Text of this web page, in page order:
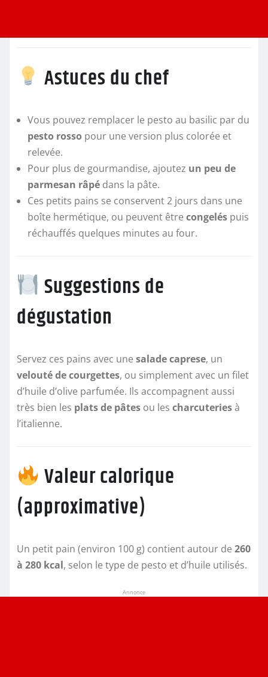
Astuces du chef
Vous pouvez remplacer le pesto au basilic par du
pesto rosso pour une version plus colorée et
relevée.
Pour plus de gourmandise, ajoutez un peu de
parmesan râpé dans la pâte.
Ces petits pains se conservent 2 jours dans une
boîte hermétique, ou peuvent être congelés puis
réchauffés quelques minutes au four.
Suggestions de
dégustation
Servez ces pains avec une salade caprese, un
velouté de courgettes, ou simplement avec un filet
d’huile d’olive parfumée. Ils accompagnent aussi
très bien les plats de pâtes ou les charcuteriesà
l’italienne.
Valeur calorique
(approximative)
Un petit pain (environ 100 g) contient autour de 260
à 280 kcal, selon le type de pesto et d’huile utilisés.
Annonce